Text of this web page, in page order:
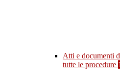
Atti e documenti
tutte le procedure 1